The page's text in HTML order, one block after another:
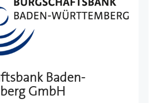
Baden-
GmbH